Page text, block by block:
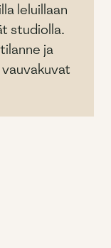
leluillaan
studiolla.
ja